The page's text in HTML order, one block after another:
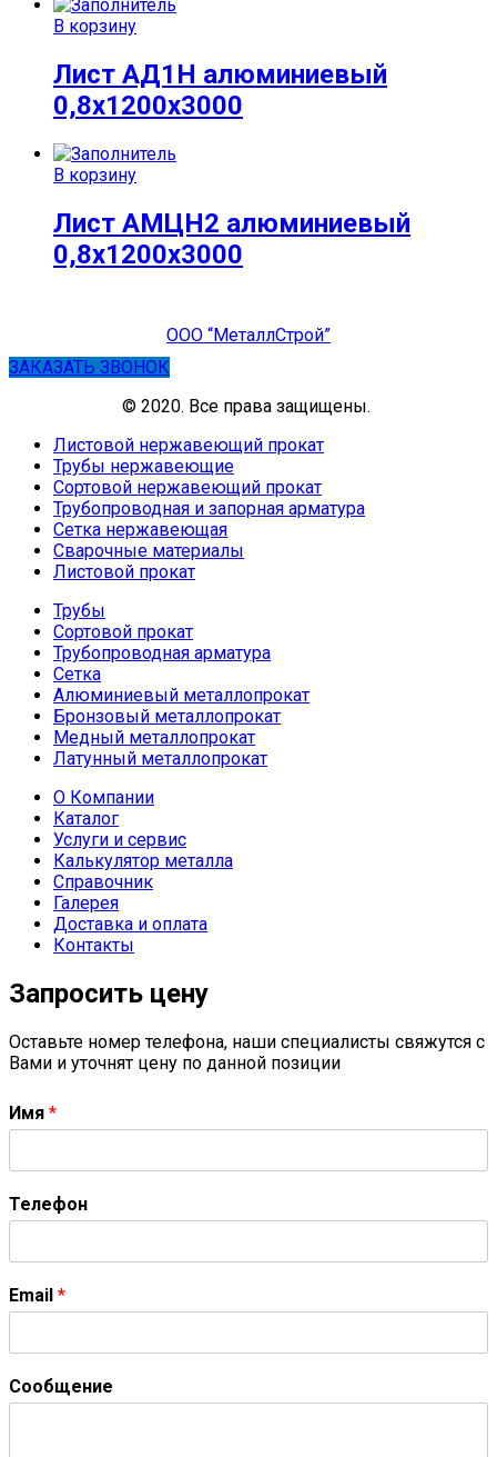
В корзину
Лист АД1Н алюминиевый
0,8х1200х3000
В корзину
Лист АМЦН2 алюминиевый
0,8х1200х3000
ООО “МеталлСтрой”
ЗАКАЗАТЬ ЗВОНОК
© 2020. Все права защищены.
Листовой нержавеющий прокат
Трубы нержавеющие
Сортовой нержавеющий прокат
Трубопроводная и запорная арматура
Сетка нержавеющая
Сварочные материалы
Листовой прокат
Трубы
Сортовой прокат
Трубопроводная арматура
Сетка
Алюминиевый металлопрокат
Бронзовый металлопрокат
Медный металлопрокат
Латунный металлопрокат
О Компании
Каталог
Услуги и сервис
Калькулятор металла
Справочник
Галерея
Доставка и оплата
Контакты
Запросить цену
Оставьте номер телефона, наши специалисты свяжутся с
Вами и уточнят цену по данной позиции
Имя *
Телефон
Email *
Сообщение